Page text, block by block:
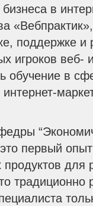
в
поддержке и
игроков веб-
обучение в
первый
для
традиционно